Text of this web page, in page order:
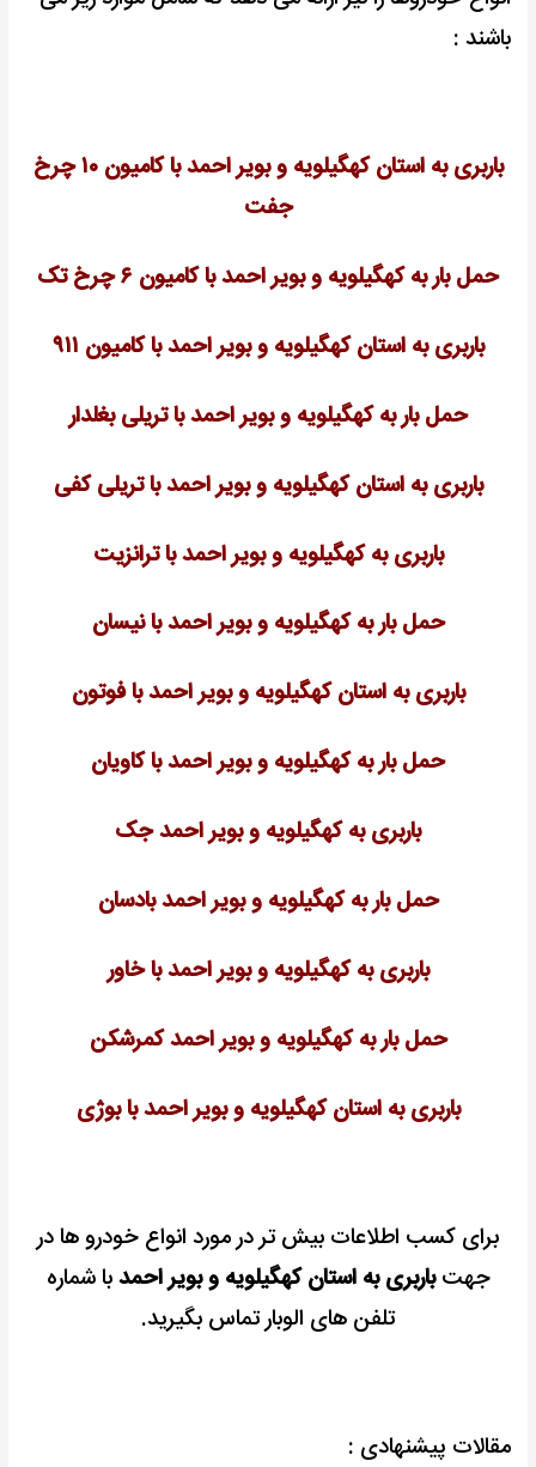
باشند :
باربری به استان کهگیلویه و بویر احمد با کامیون ۱۰ چرخ
جفت
حمل بار به کهگیلویه و بویر احمد با کامیون ۶ چرخ تک
باربری به استان کهگیلویه و بویر احمد با کامیون ۹۱۱
حمل بار به کهگیلویه و بویر احمد با تریلی بغلدار
باربری به استان کهگیلویه و بویر احمد باتریلیکفی
باربری به کهگیلویه و بویر احمد با ترانزیت
حمل بار به کهگیلویه و بویر احمد با نیسان
باربری به استان کهگیلویه و بویر احمد با فوتون
حمل بار به کهگیلویه و بویر احمد با کاویان
باربری به کهگیلویه و بویر احمد جک
حمل بار به کهگیلویه و بویر احمد بادسان
باربری به کهگیلویه و بویر احمد با خاور
حمل بار به کهگیلویه و بویر احمد کمرشکن
باربری به استان کهگیلویه و بویر احمد با بوژی
برای کسب اطلاعات بیش تر در مورد انواع خودرو ها در
جهتباربری به استان کهگیلویه و بویر احمدبا شماره
تلفن های الوبار تماس بگیرید.
مقالات پیشنهادی :